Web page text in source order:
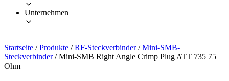
Unternehmen
Startseite / Produkte / RF-Steckverbinder/ Mini-SMB-
Steckverbinder/ Mini-SMB Right Angle Crimp Plug ATT 735 75
Ohm